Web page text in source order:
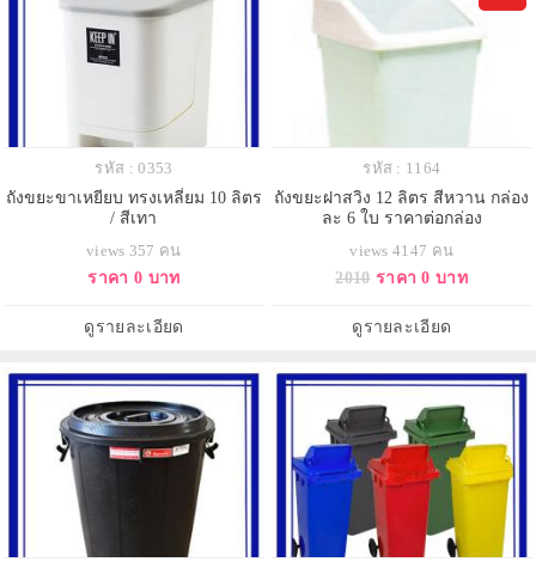
รหัส : 0353
ถังขยะขาเหยียบ ทรงเหลี่ยม 10 ลิตร
/ สีเทา
views 357 คน
ราคา 0 บาท
ดูรายละเอียด
รหัส : 1164
ถังขยะฝาสวิง 12 ลิตร สีหวาน กล่อง
ละ 6 ใบ ราคาต่อกล่อง
views 4147 คน
2010 ราคา 0 บาท
ดูรายละเอียด